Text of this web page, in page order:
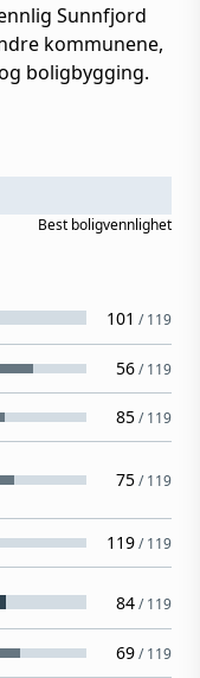
Sunnfjord
kommunene,
boligbygging.
Best boligvennlighet
101 /119
56/119
85/119
75/119
119/119
84/119
69/119